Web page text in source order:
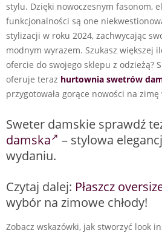
stylu. Dzięki nowoczesnym fasonom,
funkcjonalności są one
stylizacji w roku 2024, zachwycając
modnym wyrazem. Szukasz większej
ofercie do swojego sklepu z odzieżą?
oferuje teraz hurtownia swetrów
przygotowała gorące nowości na
Sweter damskie sprawdź
damska
– stylowa
wydaniu.
Czytaj dalej: Płaszcz
wybór na zimowe chłody!
Zobacz wskazówki, jak stworzyć look